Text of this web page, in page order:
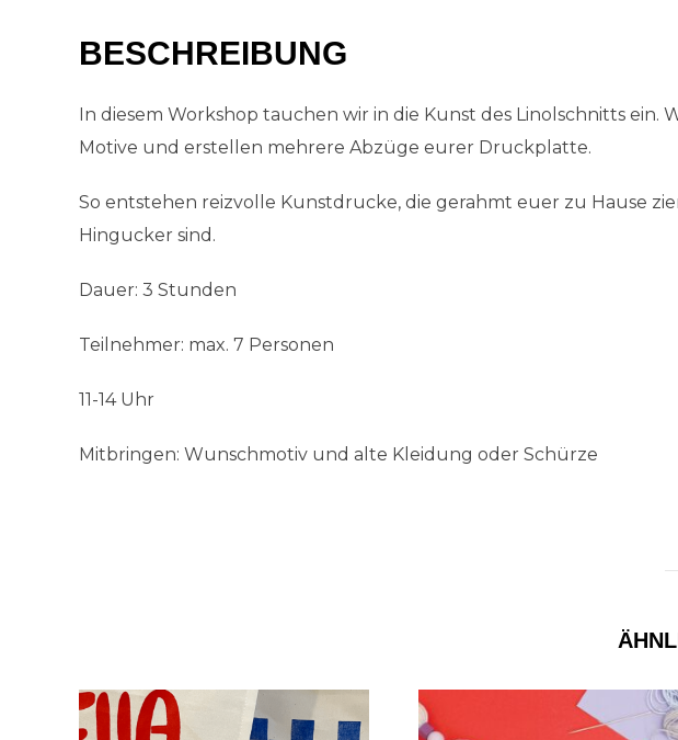
BESCHREIBUNG
In diesem Workshop tauchen wir in die Kunst des Linolschnitts
Motive und erstellen mehrere Abzüge eurer Druckplatte.
So entstehen reizvolle Kunstdrucke, die gerahmt euer zu Hause
Hingucker sind.
Dauer: 3 Stunden
Teilnehmer: max. 7 Personen
11-14 Uhr
Mitbringen: Wunschmotiv und alte Kleidung oder Schürze